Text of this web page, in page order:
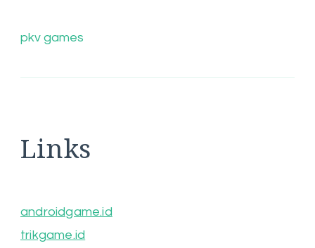
pkv games
Links
androidgame.id
trikgame.id